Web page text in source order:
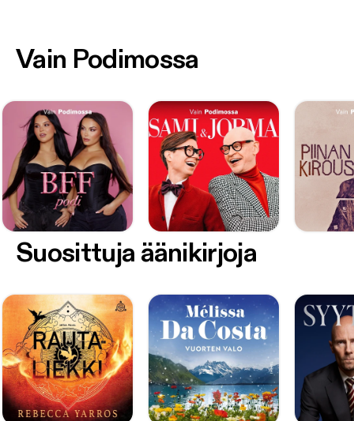
Vain Podimossa
Suosittuja äänikirjoja